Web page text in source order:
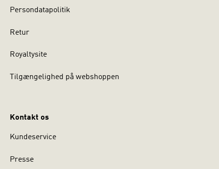
Persondatapolitik
Retur
Royaltysite
Tilgængelighed på webshoppen
Kontakt os
Kundeservice
Presse